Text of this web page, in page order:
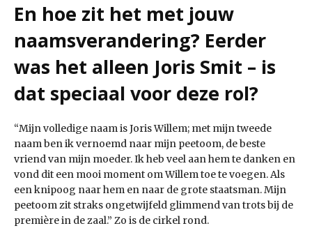
En hoe zit het met jouw
naamsverandering? Eerder
was het alleen Joris Smit – is
dat speciaal voor deze rol?
“Mijn volledige naam is Joris Willem; met mijn tweede
naam ben ik vernoemd naar mijn peetoom, de beste
vriend van mijn moeder. Ik heb veel aan hem te danken en
vond dit een mooi moment om Willem toe te voegen. Als
een knipoog naar hem en naar de grote staatsman. Mijn
peetoom zit straks ongetwijfeld glimmend van trots bij de
première in de zaal.” Zo is de cirkel rond.